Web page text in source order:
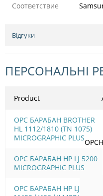
Соответствие
Відгуки
ПЕРСОНАЛЬНІ
Product
OPC БАРАБАН BROTHER
HL 1112/1810 (TN 1075)
MICROGRAPHIC PLUS
OPC БАРАБАН HP LJ 5200
MICROGRAPHIC PLUS
OPC БАРАБАН HP LJ Pro